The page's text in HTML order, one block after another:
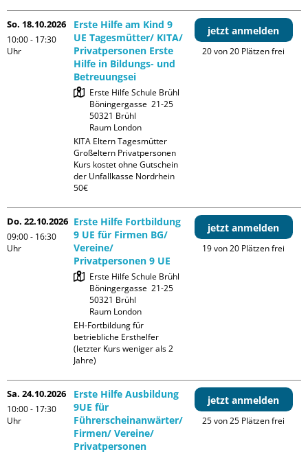
So. 18.10.2026
10:00 - 17:30
Uhr
Erste Hilfe am Kind 9
UE Tagesmütter/ KITA/
Privatpersonen Erste
Hilfe in Bildungs- und
Betreuungsei
Erste Hilfe Schule Brühl
Böningergasse  21-25
50321 Brühl
Raum London
KITA Eltern Tagesmütter
Großeltern Privatpersonen
Kurs kostet ohne Gutschein
der Unfallkasse Nordrhein
50€
jetzt anmelden
20 von 20 Plätzen frei
Do. 22.10.2026
09:00 - 16:30
Uhr
Erste Hilfe Fortbildung
9 UE für Firmen BG/
Vereine/
Privatpersonen 9 UE
Erste Hilfe Schule Brühl
Böningergasse  21-25
50321 Brühl
Raum London
EH-Fortbildung für
betriebliche Ersthelfer
(letzter Kurs weniger als 2
Jahre)
jetzt anmelden
19 von 20 Plätzen frei
Sa. 24.10.2026
10:00 - 17:30
Uhr
Erste Hilfe Ausbildung
9UE für
Führerscheinanwärter/
Firmen/ Vereine/
Privatpersonen
jetzt anmelden
25 von 25 Plätzen frei